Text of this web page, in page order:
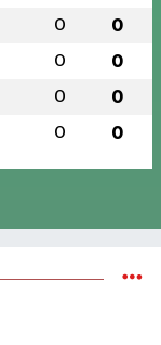
0 0
0 0
0 0
0 0